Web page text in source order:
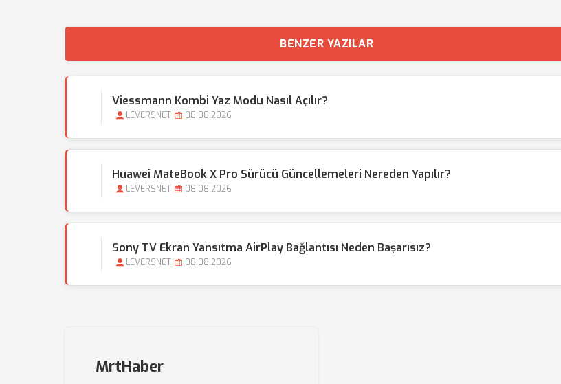
BENZER YAZILAR
Viessmann Kombi Yaz Modu Nasıl Açılır?
LEVERSNET 08.08.2026
Huawei MateBook X Pro Sürücü Güncellemeleri Nereden Yapılır?
LEVERSNET 08.08.2026
Sony TV Ekran Yansıtma AirPlay Bağlantısı Neden Başarısız?
LEVERSNET 08.08.2026
MrtHaber